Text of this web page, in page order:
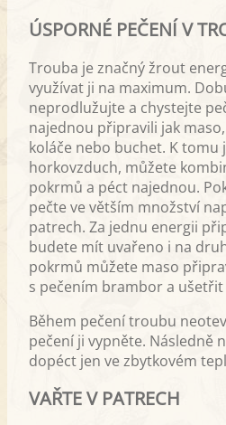
skutečnými
skříně?
ÚSPORNÉ PEČENÍ V
Trouba je značný žrout
využívat ji na maximum.
neprodlužujte a chystejte
najednou připravili jak
koláče nebo buchet. K
horkovzduch, můžete
pokrmů a péct najednou.
pečte ve větším množství
patrech. Za jednu energii
budete mít uvařeno i na
pokrmů můžete maso
s pečením brambor a ušetřit
Během pečení troubu
pečení ji vypněte. Následně
dopéct jen ve zbytkovém
VAŘTE V PATRECH